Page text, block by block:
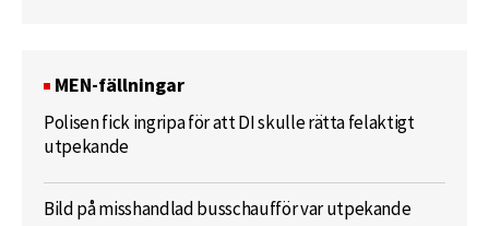
MEN-fällningar
Polisen fick ingripa för att DI skulle rätta felaktigt
utpekande
Bild på misshandlad busschaufför var utpekande